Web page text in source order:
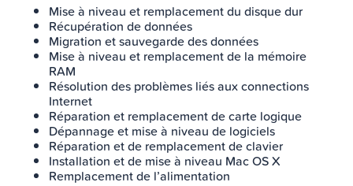
Mise à niveau et remplacement du disque dur
Récupération de données
Migration et sauvegarde des données
Mise à niveau et remplacement de la mémoire
RAM
Résolution des problèmes liés aux connections
Internet
Réparation et remplacement de carte logique
Dépannage et mise à niveau de logiciels
Réparation et de remplacement de clavier
Installation et de mise à niveau Mac OS X
Remplacement de l’alimentation